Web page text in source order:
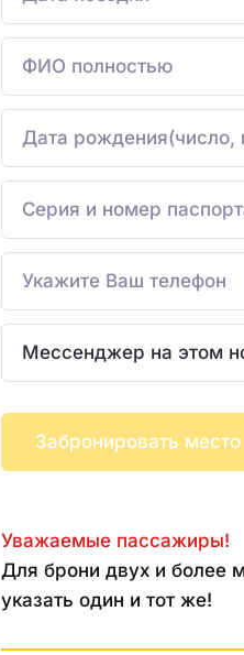
Забронировать место
Уважаемые пассажиры!
Для брони двух и более
указать один и тот же!